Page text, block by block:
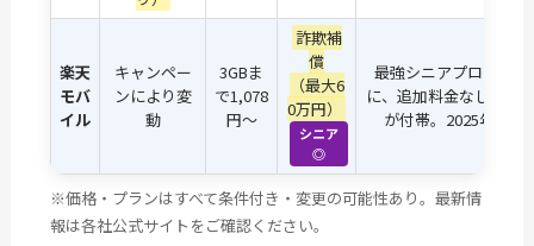
楽天
モバ
イル
キャンペー
ンにより変
動
3GBま
で1,078
円〜
詐欺補
償
（最大6
0万円）
シニア
◎
最強シニアプログラ
に、追加料金なしで詐
が付帯。2025年12
※価格・プランはすべて条件付き・変更の可能性あり。最新情
報は各社公式サイトをご確認ください。